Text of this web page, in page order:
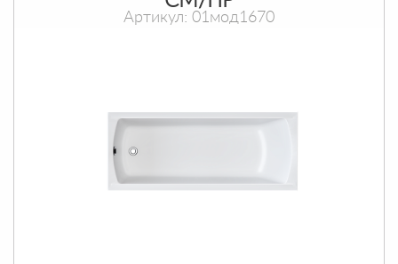
Артикул: 01мод1670